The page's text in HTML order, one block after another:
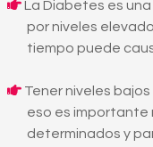
La Diabetes es
por niveles
tiempo puede
Tener niveles
eso es importante
determinados y